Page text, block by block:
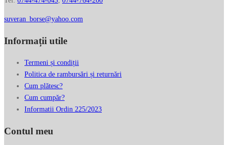
suveran_borse@yahoo.com
Informații utile
Termeni și condiții
Politica de rambursări și returnări
Cum plătesc?
Cum cumpăr?
Informatii Ordin 225/2023
Contul meu